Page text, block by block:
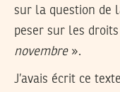
sur la question de
peser sur les
novembre».
J’avais écrit ce